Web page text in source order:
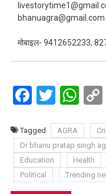
bhanuagra@gmail.com
मोबाइल- 9412652233,
Tagged AGRA
Dr bhanu pratap singh
Education
Health
Political
Trending